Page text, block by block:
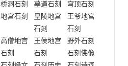
桥洞石刻
墓道石刻
穹顶石刻
地宫石刻
皇陵地宫
石刻
王爷地宫
石刻
高僧地宫
石刻
王侯地宫
石刻
野外石刻
石刻佛像